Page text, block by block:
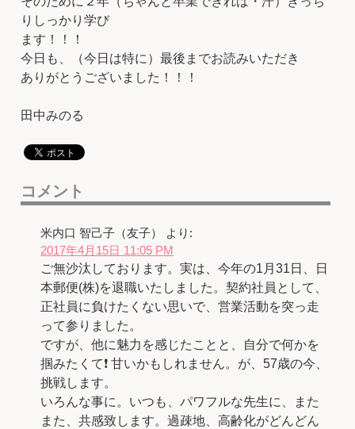
りしっかり学び
ます！！！
今日も、（今日は特に）最後までお読みいただき
ありがとうございました！！！
田中みのる
コメント
米内口 智己子（友子）
より:
2017年4月15日 11:05 PM
ご無沙汰しております。実は、今年の1月31日、日
本郵便(株)を退職いたしました。契約社員として、
正社員に負けたくない思いで、営業活動を突っ走
って参りました。
ですが、他に魅力を感じたことと、自分で何かを
掴みたくて❗ 甘いかもしれません。が、57歳の今、
挑戦します。
いろんな事に。いつも、パワフルな先生に、また
また、共感致します。過疎地、高齢化がどんどん